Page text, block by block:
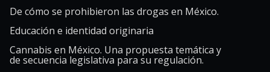
De cómo se prohibieron las drogas en México.
Educación e identidad originaria
Cannabis en México. Una propuesta temática y
de secuencia legislativa para su regulación.